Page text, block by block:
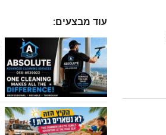
עוד מבצעים: